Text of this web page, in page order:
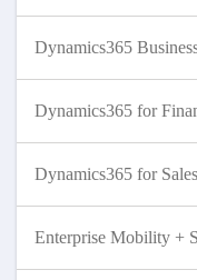
Dynamics365
Dynamics365 for
Dynamics365 for
Enterprise Mobility +